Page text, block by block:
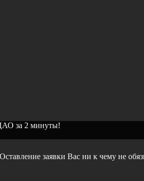
за 2 минуты!
Оставление заявки Вас ни к чему не